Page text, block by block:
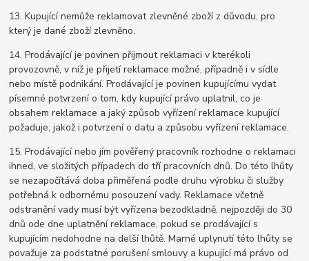
13. Kupující nemůže reklamovat zlevněné zboží z důvodu, pro
který je dané zboží zlevněno.
14. Prodávající je povinen přijmout reklamaci v kterékoli
provozovně, v níž je přijetí reklamace možné, případně i v sídle
nebo místě podnikání. Prodávající je povinen kupujícímu vydat
písemné potvrzení o tom, kdy kupující právo uplatnil, co je
obsahem reklamace a jaký způsob vyřízení reklamace kupující
požaduje, jakož i potvrzení o datu a způsobu vyřízení reklamace.
15. Prodávající nebo jím pověřený pracovník rozhodne o reklamaci
ihned, ve složitých případech do tří pracovních dnů. Do této lhůty
se nezapočítává doba přiměřená podle druhu výrobku či služby
potřebná k odbornému posouzení vady. Reklamace včetně
odstranění vady musí být vyřízena bezodkladně, nejpozději do 30
dnů ode dne uplatnění reklamace, pokud se prodávající s
kupujícím nedohodne na delší lhůtě. Marné uplynutí této lhůty se
považuje za podstatné porušení smlouvy a kupující má právo od